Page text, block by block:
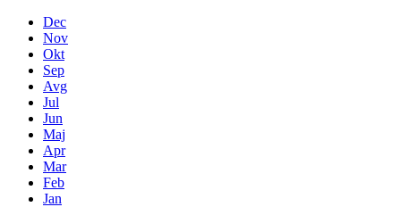
Dec
Nov
Okt
Sep
Avg
Jul
Jun
Maj
Apr
Mar
Feb
Jan